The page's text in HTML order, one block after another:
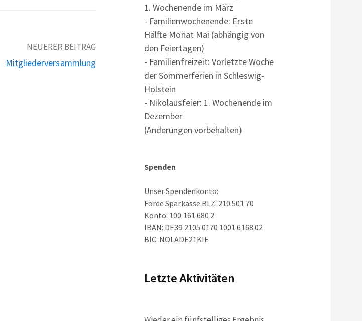
NEUERER BEITRAG
Mitgliederversammlung
1. Wochenende im März
- Familienwochenende: Erste
Hälfte Monat Mai (abhängig von
den Feiertagen)
- Familienfreizeit: Vorletzte Woche
der Sommerferien in Schleswig-
Holstein
- Nikolausfeier: 1. Wochenende im
Dezember
(Änderungen vorbehalten)
Spenden
Unser Spendenkonto:
Förde Sparkasse BLZ: 210 501 70
Konto: 100 161 680 2
IBAN: DE39 2105 0170 1001 6168 02
BIC: NOLADE21KIE
Letzte Aktivitäten